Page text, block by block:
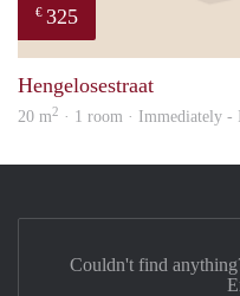
€ 325
Hengelosestraat
20 m2 · 1 room · Immediately -
Couldn't find